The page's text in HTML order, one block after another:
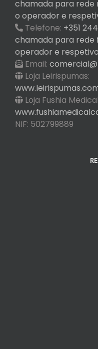
chamada para rede
o operador e
Telefone: +351
chamada para rede
operador e
Email:
Loja Leirispumas:
Loja Fushia
NIF: 502799889